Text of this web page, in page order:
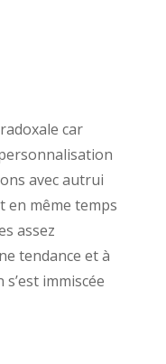
car
avec autrui
en même temps
assez
tendance et à
immiscée